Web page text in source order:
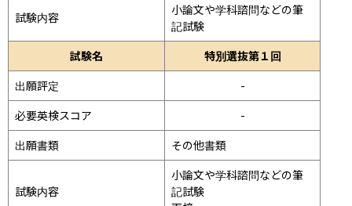
試験内容
小論文や学科諮問などの筆
記試験
試験名
特別選抜第１回
出願評定
-
必要英検スコア
-
出願書類
その他書類
試験内容
小論文や学科諮問などの筆
記試験